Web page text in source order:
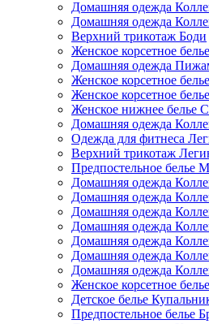
Домашняя одежда
Домашняя одежда
Верхний трикотаж Боди
Женское корсетное
Домашняя одежда
Женское корсетное
Женское корсетное
Женское нижнее белье
Домашняя одежда
Одежда для фитнеса
Верхний трикотаж
Предпостельное белье
Домашняя одежда
Домашняя одежда
Домашняя одежда
Домашняя одежда
Домашняя одежда
Домашняя одежда
Домашняя одежда
Женское корсетное
Детское белье
Предпостельное белье